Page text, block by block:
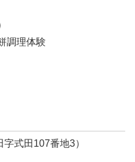
調理体験
式田107番地3）